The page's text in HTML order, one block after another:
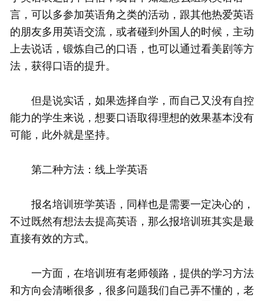
言，可以多参加英语角之类的活动，跟其他热爱英语
的朋友多用英语交流，或者碰到外国人的时候，主动
上去说话，锻炼自己的口语，也可以通过看美剧等方
法，获得口语的提升。
但是说实话，如果选择自学，而自己又没有自控
能力的学生来说，想要口语取得理想的效果基本没有
可能，此外就是坚持。
第二种方法：线上学英语
报名培训班学英语，同样也是需要一定决心的，
不过既然有想法去提高英语，那么报培训班其实是最
直接有效的方式。
一方面，在培训班有老师领路，提供的学习方法
和方向会清晰很多，很多问题我们自己弄不懂的，老